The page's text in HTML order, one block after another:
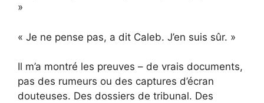
»
« Je ne pense pas, a dit Caleb. J’en suis sûr. »
Il m’a montré les preuves – de vrais documents,
pas des rumeurs ou des captures d’écran
douteuses. Des dossiers de tribunal. Des